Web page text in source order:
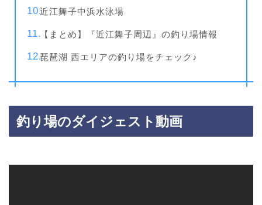
近江舞子中浜水泳場
【まとめ】『近江舞子周辺』の釣り場情報
琵琶湖 西エリアの釣り場をチェック♪
釣り場のダイジェスト動画